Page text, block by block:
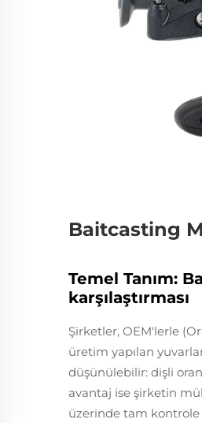
Baitcasting
Temel Tanım:
karşılaştırması
Şirketler, OEM'lerle
üretim yapılan
düşünülebilir: dişli
avantaj ise şirketin
üzerinde tam kontrole